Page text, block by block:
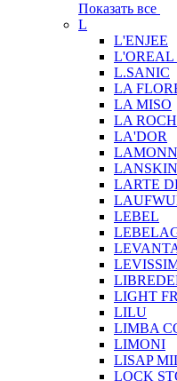
Показать все
L
L'ENJEE
L'OREAL
L.SANIC
LA
LA MISO
LA
LA'DOR
LANSKIN
LARTE
LEBEL
LIGHT
LILU
LIMBA
LIMONI
LISAP
LOCK